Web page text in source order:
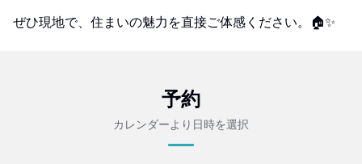
ぜひ現地で、住まいの魅力を直接ご体感ください。🏠✨
予約
カレンダーより日時を選択